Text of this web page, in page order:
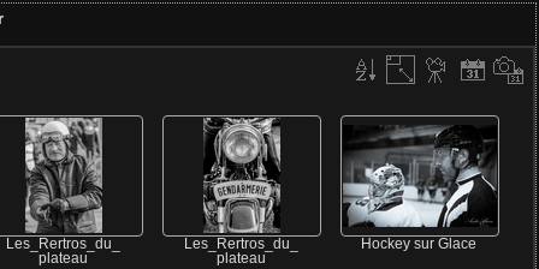
Les_Rertros_du_
plateau
Les_Rertros_du_
plateau
Hockey sur Glace